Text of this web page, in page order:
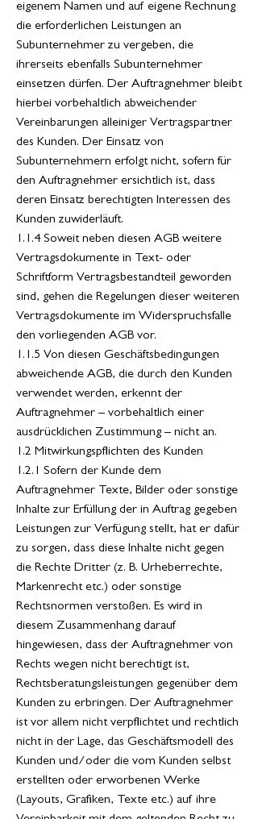
eigenem Namen und auf eigene Rechnung
die erforderlichen Leistungen an
Subunternehmer zu vergeben, die
ihrerseits ebenfalls Subunternehmer
einsetzen dürfen. Der Auftragnehmer bleibt
hierbei vorbehaltlich abweichender
Vereinbarungen alleiniger Vertragspartner
des Kunden. Der Einsatz von
Subunternehmern erfolgt nicht, sofern für
den Auftragnehmer ersichtlich ist, dass
deren Einsatz berechtigten Interessen des
Kunden zuwiderläuft.
1.1.4 Soweit neben diesen AGB weitere
Vertragsdokumente in Text- oder
Schriftform Vertragsbestandteil geworden
sind, gehen die Regelungen dieser weiteren
Vertragsdokumente im Widerspruchsfalle
den vorliegenden AGB vor.
1.1.5 Von diesen Geschäftsbedingungen
abweichende AGB, die durch den Kunden
verwendet werden, erkennt der
Auftragnehmer – vorbehaltlich einer
ausdrücklichen Zustimmung – nicht an.
1.2 Mitwirkungspflichten des Kunden
1.2.1 Sofern der Kunde dem
Auftragnehmer Texte, Bilder oder sonstige
Inhalte zur Erfüllung der in Auftrag gegeben
Leistungen zur Verfügung stellt, hat er dafür
zu sorgen, dass diese Inhalte nicht gegen
die Rechte Dritter (z. B. Urheberrechte,
Markenrecht etc.) oder sonstige
Rechtsnormen verstoßen. Es wird in
diesem Zusammenhang darauf
hingewiesen, dass der Auftragnehmer von
Rechts wegen nicht berechtigt ist,
Rechtsberatungsleistungen gegenüber dem
Kunden zu erbringen. Der Auftragnehmer
ist vor allem nicht verpflichtet und rechtlich
nicht in der Lage, das Geschäftsmodell des
Kunden und/oder die vom Kunden selbst
erstellten oder erworbenen Werke
(Layouts, Grafiken, Texte etc.) auf ihre